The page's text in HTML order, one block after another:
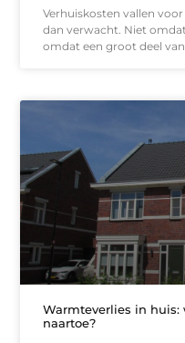
Verhuiskosten vallen
dan verwacht. Niet
omdat een groot deel
Warmteverlies in
naartoe?